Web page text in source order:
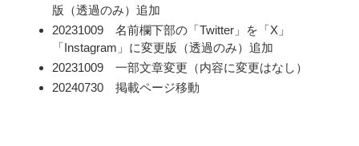
版（透過のみ）追加
20231009 名前欄下部の「Twitter」を「X」
「Instagram」に変更版（透過のみ）追加
20231009 一部文章変更（内容に変更はなし）
20240730 掲載ページ移動